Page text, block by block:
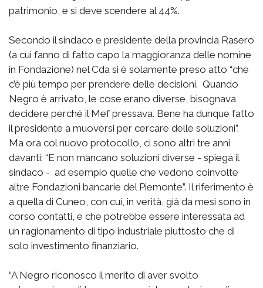
patrimonio, e si deve scendere al 44%.
Secondo il sindaco e presidente della provincia Rasero
(a cui fanno di fatto capo la maggioranza delle nomine
in Fondazione) nel Cda si è solamente preso atto “che
c’è più tempo per prendere delle decisioni. Quando
Negro è arrivato, le cose erano diverse, bisognava
decidere perché il Mef pressava. Bene ha dunque fatto
il presidente a muoversi per cercare delle soluzioni”.
Ma ora col nuovo protocollo, ci sono altri tre anni
davanti: “E non mancano soluzioni diverse - spiega il
sindaco - ad esempio quelle che vedono coinvolte
altre Fondazioni bancarie del Piemonte”. Il riferimento è
a quella di Cuneo, con cui, in verità, già da mesi sono in
corso contatti, e che potrebbe essere interessata ad
un ragionamento di tipo industriale piuttosto che di
solo investimento finanziario.
“A Negro riconosco il merito di aver svolto